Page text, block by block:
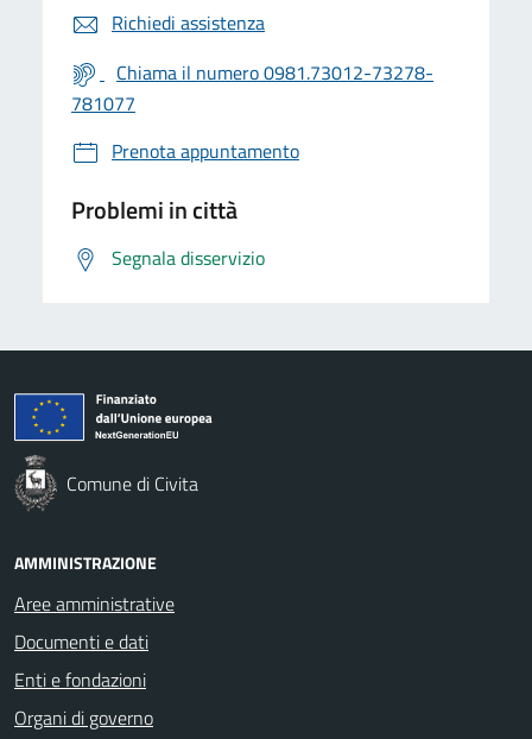
Richiedi assistenza
Chiama il numero 0981.73012-73278-
781077
Prenota appuntamento
Problemi in città
Segnala disservizio
Comune di Civita
AMMINISTRAZIONE
Aree amministrative
Documenti e dati
Enti e fondazioni
Organi di governo